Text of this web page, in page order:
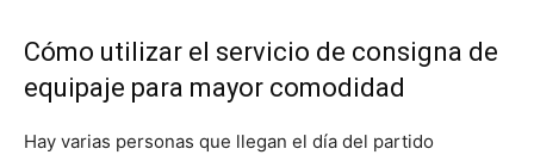
Cómo utilizar el servicio de consigna de
equipaje para mayor comodidad
Hay varias personas que llegan el día del partido